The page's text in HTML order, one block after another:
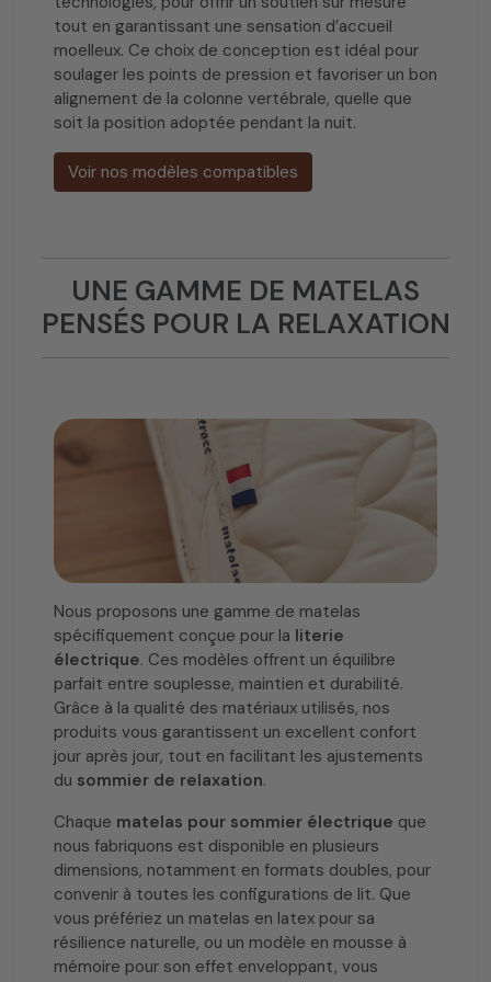
tout en garantissant une sensation d’accueil
moelleux. Ce choix de conception est idéal pour
soulager les points de pression et favoriser un bon
alignement de la colonne vertébrale, quelle que
soit la position adoptée pendant la nuit.
Voir nos modèles compatibles
UNE GAMME DE MATELAS
PENSÉS POUR LA RELAXATION
Nous proposons une gamme de matelas
spécifiquement conçue pour la literie
électrique. Ces modèles offrent un équilibre
parfait entre souplesse, maintien et durabilité.
Grâce à la qualité des matériaux utilisés, nos
produits vous garantissent un excellent confort
jour après jour, tout en facilitant les ajustements
du sommier de relaxation.
Chaque matelas pour sommier électrique que
nous fabriquons est disponible en plusieurs
dimensions, notamment en formats doubles, pour
convenir à toutes les configurations de lit. Que
vous préfériez un matelas en latex pour sa
résilience naturelle, ou un modèle en mousse à
mémoire pour son effet enveloppant, vous